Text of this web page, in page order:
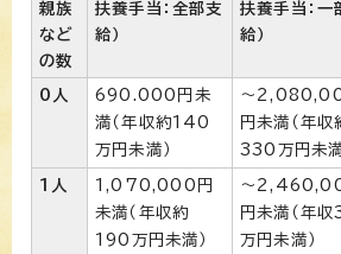
親族
など
の数
扶養手当：全部支
給）
扶養手当：一
給）
0人
690.000円未
満（年収約140
万円未満）
〜
円未満（年収
330万円未満
1人
1,070,000円
未満（年収約
190万円未満）
〜
円未満（年
万円未満）